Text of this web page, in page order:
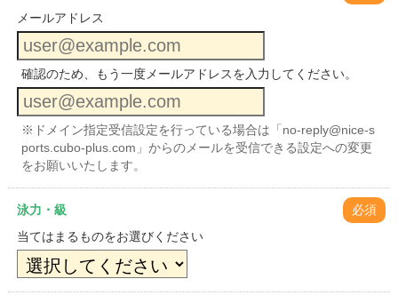
メールアドレス
確認のため、もう一度メールアドレスを入力してください。
※ドメイン指定受信設定を行っている場合は「no-reply@nice-s
ports.cubo-plus.com」からのメールを受信できる設定への変更
をお願いいたします。
泳力・級
必須
当てはまるものをお選びください